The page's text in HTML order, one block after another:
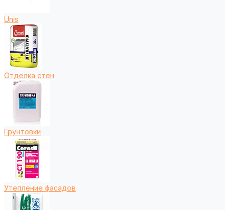
Unis
Отделка стен
Грунтовки
Утепление фасадов